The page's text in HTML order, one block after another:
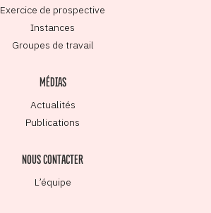
Exercice de prospective
Instances
Groupes de travail
MÉDIAS
Actualités
Publications
NOUS CONTACTER
L’équipe